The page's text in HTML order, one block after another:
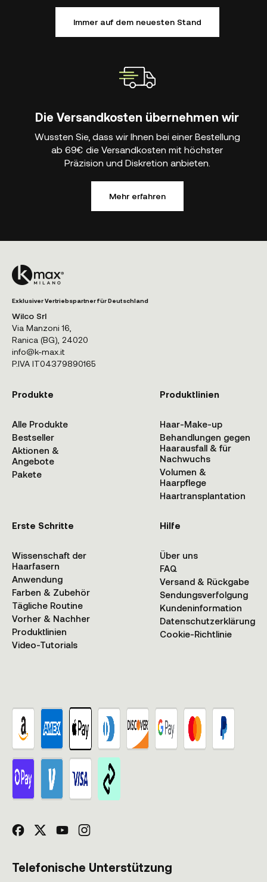
Immer auf dem neuesten Stand
Die Versandkosten übernehmen wir
Wussten Sie, dass wir Ihnen bei einer Bestellung
ab 69€ die Versandkosten mit höchster
Präzision und Diskretion anbieten.
Mehr erfahren
Exklusiver Vertriebspartner für Deutschland
Wilco Srl
Via Manzoni 16,
Ranica (BG), 24020
info@k-max.it
P.IVA IT04379890165
Produkte
Alle Produkte
Bestseller
Aktionen &
Angebote
Pakete
Produktlinien
Haar-Make-up
Behandlungen gegen
Haarausfall & für
Nachwuchs
Volumen &
Haarpflege
Haartransplantation
Erste Schritte
Wissenschaft der
Haarfasern
Anwendung
Farben & Zubehör
Tägliche Routine
Vorher & Nachher
Produktlinien
Video-Tutorials
Hilfe
Über uns
FAQ
Versand & Rückgabe
Sendungsverfolgung
Kundeninformation
Datenschutzerklärung
Cookie-Richtlinie
Telefonische Unterstützung